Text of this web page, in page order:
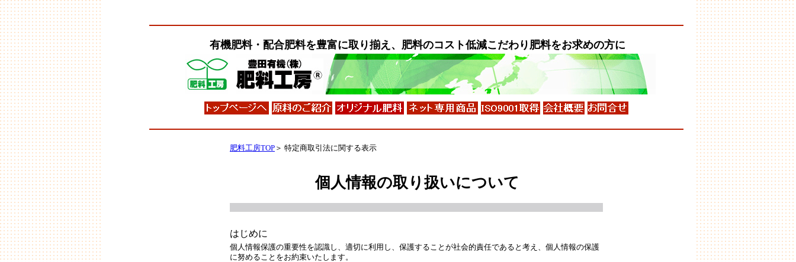
有機肥料・ 配合肥料を豊富に取り揃え、 肥料のコスト低減こだわり肥料をお求めの方に
肥料工房TOP ＞ 特定商取引法に関する表示
個人情報の取り扱いについて
はじめに
個人情報保護の重要性を認識し、適切に利用し、保護することが社会的責任であると考え、個人情報の保護
に努めることをお約束いたします。